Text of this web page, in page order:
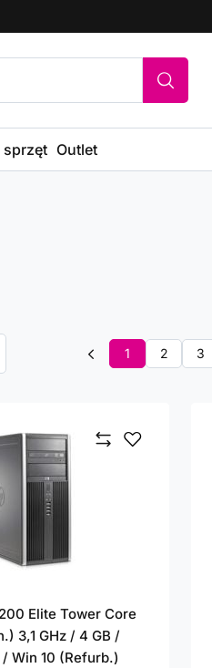
sprzęt Outlet
1 2 3
Elite Tower Core
3,1 GHz / 4 GB /
Win 10 (Refurb.)